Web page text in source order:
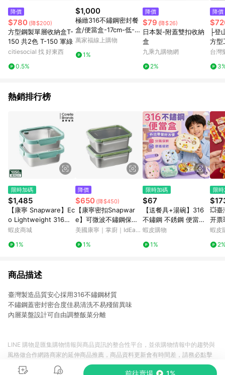
降價
$780 (降$200)
方型鋼製單層收納盒T-
150 共2色 T-150 軍綠
citiesocial 找 好東西
0.5%
$1,000
極緻316不鏽鋼密封餐
盒/便當盒-17cm-低-1
入
萬家福線上購物
1%
降價
$79 (降$26)
日本製-附蓋雙扣收納
盒
九乘九購物網
2%
降價
├登
方型
台灣
熱銷排行榜
限時加碼
$1,485
【康寧 Snapware】Ec
o Lightweight 316全
可微波/可直火/不鏽鋼
3)
蝦皮商城
1%
降價
$650 (降$450)
【康寧密扣Snapwar
e】可微波不鏽鋼保鮮
盒1250ml-2件組
美國康寧｜掌廚｜IdEa
店 1%
限時加碼
$67
【送餐具+湯碗】316
不鏽鋼 不銹鋼 便當盒
保溫飯盒 分格便當盒
學生便當盒 不鏽鋼分格
蝦皮購物
1%
限
💥臺
开票
箱貼
蝦皮
商品描述
臺灣製造品質安心採用316不鏽鋼材質
不鏽鋼蓋密封密合度佳易清洗不易殘留異味
內層菜盤設計可自由調整飯菜分離
前往賣場 1%
LINE 購物是匯集購物情報與商品資訊的整合性平台，並依購物情報中的趨勢與
風格做合作網路商家的延伸商品推薦，商品資料更新會有時間差，請務必點擊
商品至各合作網路商家，確認現售價與購物條件，一切資訊以合作廠商網頁為